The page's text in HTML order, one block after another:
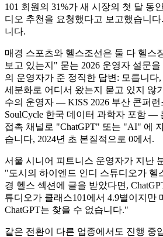
101 회원의 31%가 새 시장의 첫 달 동
디오 추천을 요청했다고 보고했습니
니다.
매경 스포츠와 헬스조선은 둘 다 헬스
보고 있는지" 묻는 2026 운영자 설문
의 운영자가 준 정직한 답변: 모릅니다
세분화로 어디서 왔는지 묻고 있지 않
수의 운영자 — KISS 2026 부산 콘퍼
SoulCycle 한국 데이터 과학자 포함 —
접촉 채널로 "ChatGPT" 또는 "AI" 에
습니다, 2024년 초 본질적으로 0에서.
서울 시니어 피트니스 운영자가 지난
"도시의 하이엔드 인디 스튜디오가 헬
경 헬스 섹션에 글을 받았다면,
튜디오가 클래스101에서 4.9별이지만
ChatGPT는 찾을 수 없습니다."
같은 전환이 다른 업종에서도 진행 중